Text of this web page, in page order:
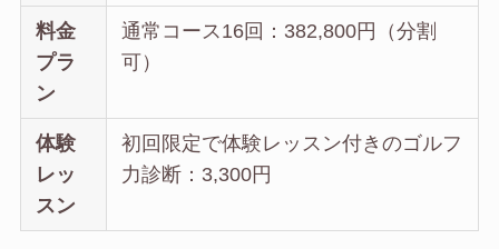
料金
プラ
ン
通常コース16回：382,800円（分割
可）
体験
レッ
スン
初回限定で体験レッスン付きのゴルフ
力診断：3,300円